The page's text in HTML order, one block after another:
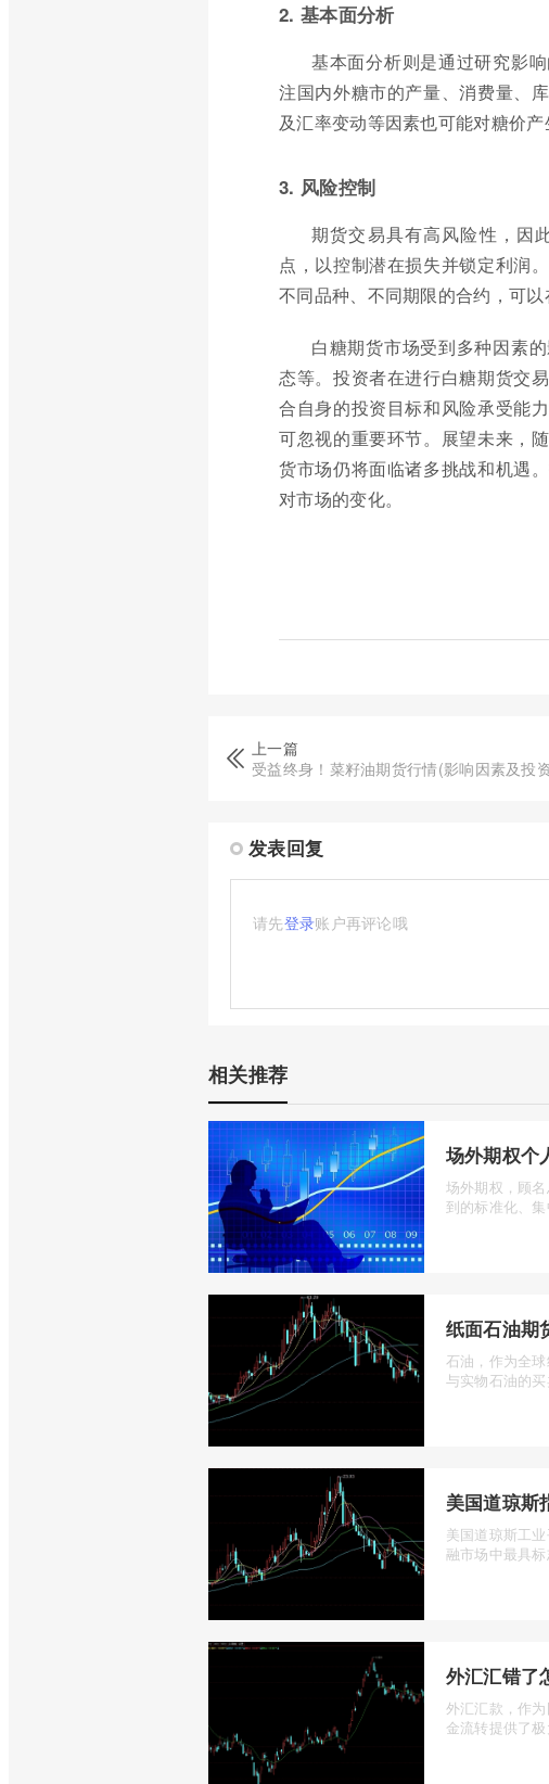
2. 基本面分析
基本面分析则是通过研究影
注国内外糖市的产量、消费量、
及汇率变动等因素也可能对糖价产
3. 风险控制
期货交易具有高风险性，因
点，以控制潜在损失并锁定利润
不同品种、不同期限的合约，可
白糖期货市场受到多种因素
态等。投资者在进行白糖期货交
合自身的投资目标和风险承受能
可忽视的重要环节。展望未来，
货市场仍将面临诸多挑战和机遇
对市场的变化。
上一篇
受益终身！菜籽油期货行情(影响因素及投
发表回复
请先登录账户再评论哦
相关推荐
场外期权个
场外期权，顾
到的标准化、
纸面石油期
石油，作为全
与实物石油的
美国道琼斯
美国道琼斯工
融市场中最具
外汇汇错了
外汇汇款，作
金流转提供了